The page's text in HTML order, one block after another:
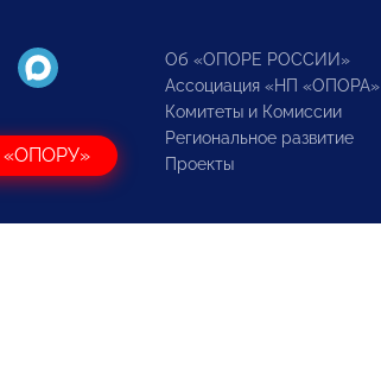
«ОПОРУ»
Об «ОПОРЕ РОССИИ»
Ассоциация «НП «ОПОРА»
Комитеты и Комиссии
Региональное развитие
Проекты